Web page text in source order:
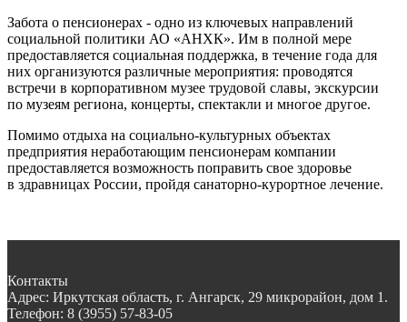
Забота о пенсионерах - одно из ключевых направлений
социальной политики АО «АНХК». Им в полной мере
предоставляется социальная поддержка, в течение года для
них организуются различные мероприятия: проводятся
встречи в корпоративном музее трудовой славы, экскурсии
по музеям региона, концерты, спектакли и многое другое.
Помимо отдыха на социально-культурных объектах
предприятия неработающим пенсионерам компании
предоставляется возможность поправить свое здоровье
в здравницах России, пройдя санаторно-курортное лечение.
Контакты
Адрес: Иркутская область, г. Ангарск, 29 микрорайон, дом 1.
Телефон: 8 (3955) 57-83-05